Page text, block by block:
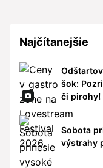
Najčítanejšie
šok:
či pirohy!
Sobota
výstrahy